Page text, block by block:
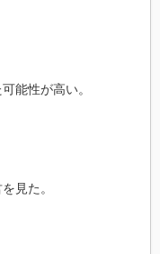
能性が高い。
見た。